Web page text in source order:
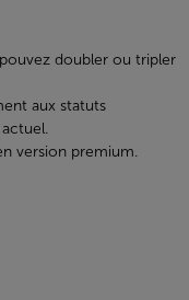
doubler ou tripler
aux statuts
version premium.